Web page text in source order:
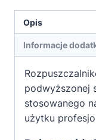
lazurujący
HSL-
30
2,5L
Opis
Informacje
podwyższonej
stosowanego
użytku